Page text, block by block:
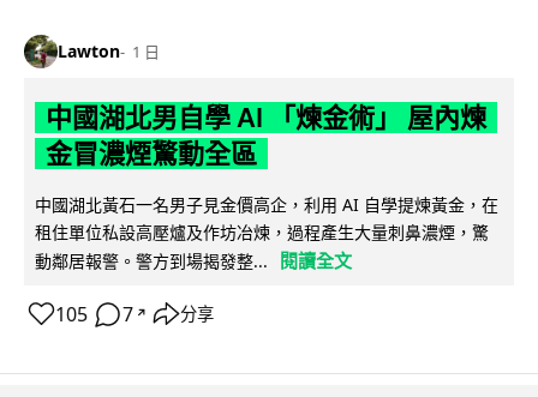
Lawton 1 日
中國湖北男自學 AI 「煉金術」 屋內煉
金冒濃煙驚動全區
中國湖北黃石一名男子見金價高企，利用 AI 自學提煉黃金，在
租住單位私設高壓爐及作坊冶煉，過程產生大量刺鼻濃煙，驚
動鄰居報警。警方到場揭發整...
閱讀全文
105 7 ↗ 分享